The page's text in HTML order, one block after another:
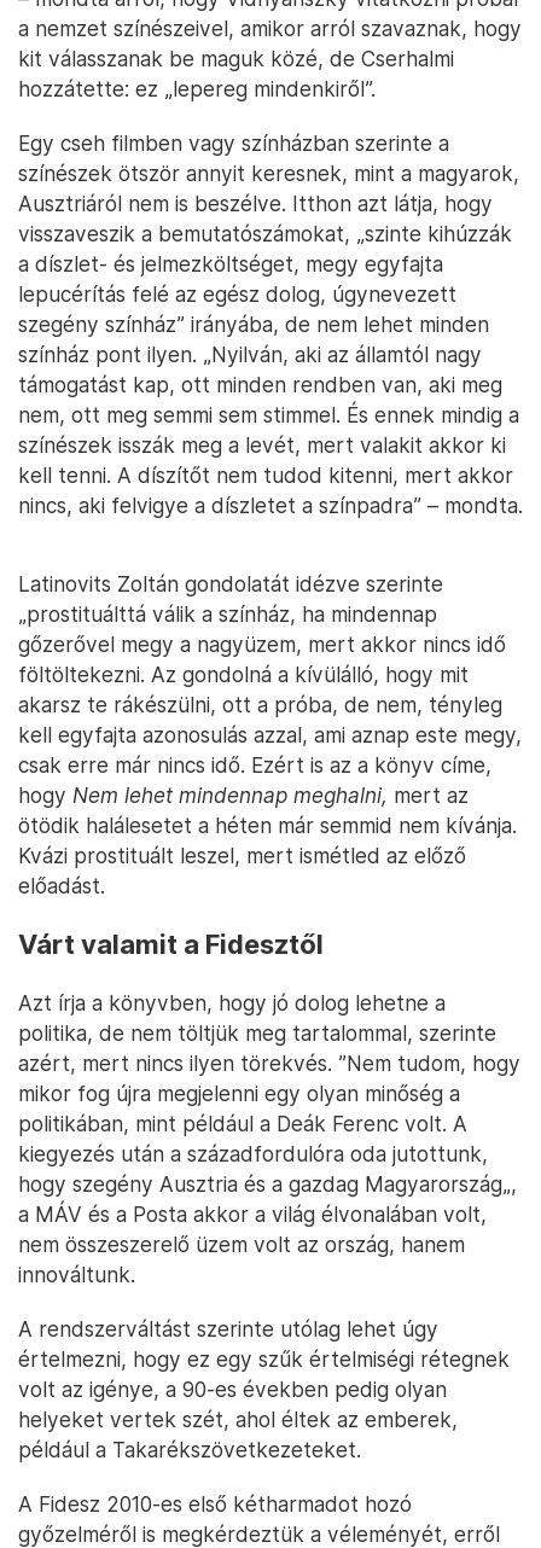
a nemzet színészeivel, amikor arról szavaznak, hogy
kit válasszanak be maguk közé, de Cserhalmi
hozzátette: ez „lepereg mindenkiről”.
Egy cseh filmben vagy színházban szerinte a
színészek ötször annyit keresnek, mint a magyarok,
Ausztriáról nem is beszélve. Itthon azt látja, hogy
visszaveszik a bemutatószámokat, „szinte kihúzzák
a díszlet- és jelmezköltséget, megy egyfajta
lepucérítás felé az egész dolog, úgynevezett
szegény színház” irányába, de nem lehet minden
színház pont ilyen. „Nyilván, aki az államtól nagy
támogatást kap, ott minden rendben van, aki meg
nem, ott meg semmi sem stimmel. És ennek mindig a
színészek isszák meg a levét, mert valakit akkor ki
kell tenni. A díszítőt nem tudod kitenni, mert akkor
nincs, aki felvigye a díszletet a színpadra” – mondta.
Latinovits Zoltán gondolatát idézve szerinte
„prostituálttá válik a színház, ha mindennap
gőzerővel megy a nagyüzem, mert akkor nincs idő
föltöltekezni. Az gondolná a kívülálló, hogy mit
akarsz te rákészülni, ott a próba, de nem, tényleg
kell egyfajta azonosulás azzal, ami aznap este megy,
csak erre már nincs idő. Ezért is az a könyv címe,
hogy Nem lehet mindennap meghalni, mert az
ötödik halálesetet a héten már semmid nem kívánja.
Kvázi prostituált leszel, mert ismétled az előző
előadást.
Várt valamit a Fidesztől
Azt írja a könyvben, hogy jó dolog lehetne a
politika, de nem töltjük meg tartalommal, szerinte
azért, mert nincs ilyen törekvés. ”Nem tudom, hogy
mikor fog újra megjelenni egy olyan minőség a
politikában, mint például a Deák Ferenc volt. A
kiegyezés után a századfordulóra oda jutottunk,
hogy szegény Ausztria és a gazdag Magyarország„,
a MÁV és a Posta akkor a világ élvonalában volt,
nem összeszerelő üzem volt az ország, hanem
innováltunk.
A rendszerváltást szerinte utólag lehet úgy
értelmezni, hogy ez egy szűk értelmiségi rétegnek
volt az igénye, a 90-es években pedig olyan
helyeket vertek szét, ahol éltek az emberek,
például a Takarékszövetkezeteket.
A Fidesz 2010-es első kétharmadot hozó
győzelméről is megkérdeztük a véleményét, erről